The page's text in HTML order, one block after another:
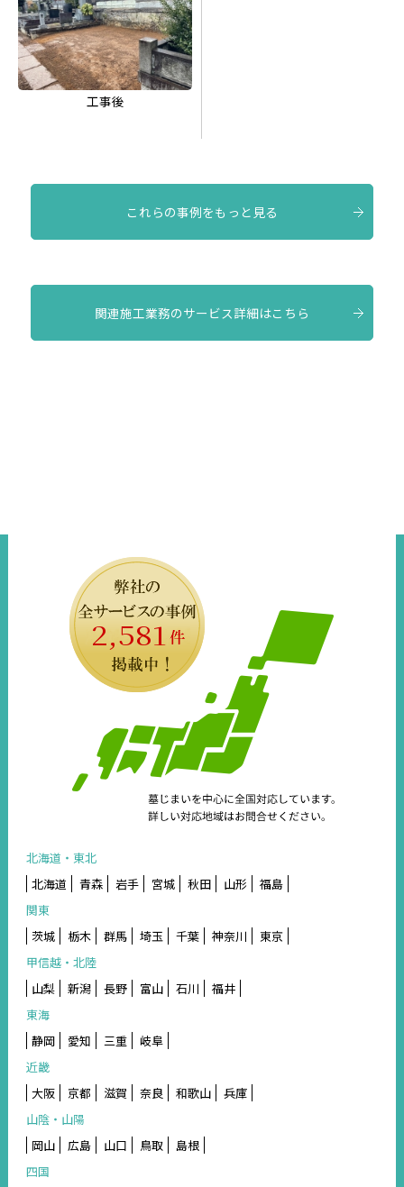
工事後
これらの事例をもっと見る
関連施工業務のサービス詳細はこちら
2,581
北海道・東北
北海道
青森 岩手 宮城 秋田 山形
福島
関東
茨城
栃木 群馬 埼玉 千葉 神奈川
東京
甲信越・北陸
山梨
新潟 長野 富山 石川
福井
東海
静岡
愛知 三重
岐阜
近畿
大阪
京都 滋賀 奈良 和歌山
兵庫
山陰・山陽
岡山
広島 山口 鳥取
島根
四国